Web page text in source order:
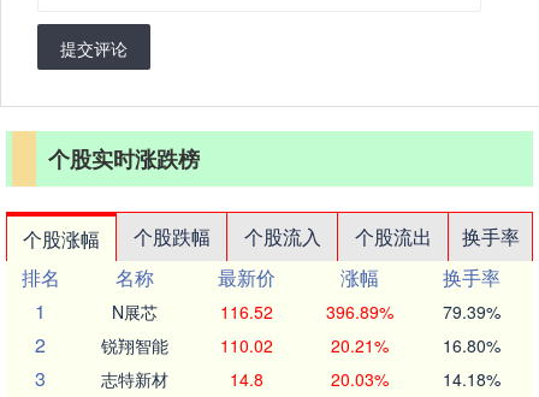
提交评论
个股实时涨跌榜
个股涨幅 个股跌幅 个股流入 个股流出
换手率
排名
名称 最新价 涨幅
换手率
1
N展芯 116.52 396.89% 79.39%
2 锐翔智能 110.02 20.21% 16.80%
3 志特新材 14.8 20.03% 14.18%